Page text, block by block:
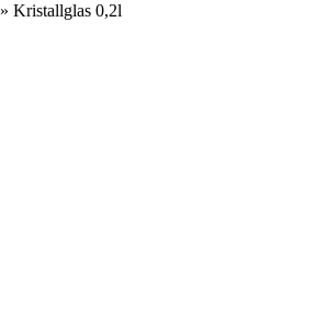
»Kristallglas 0,2l